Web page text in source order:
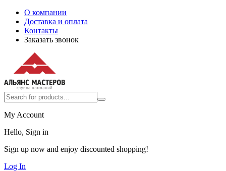
О компании
Доставка и оплата
Контакты
Заказать звонок
My Account
Hello, Sign in
Sign up now and enjoy discounted shopping!
Log In